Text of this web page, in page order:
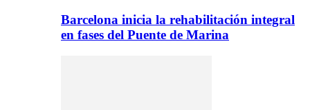
Barcelona inicia la rehabilitación integral
en fases del Puente de Marina